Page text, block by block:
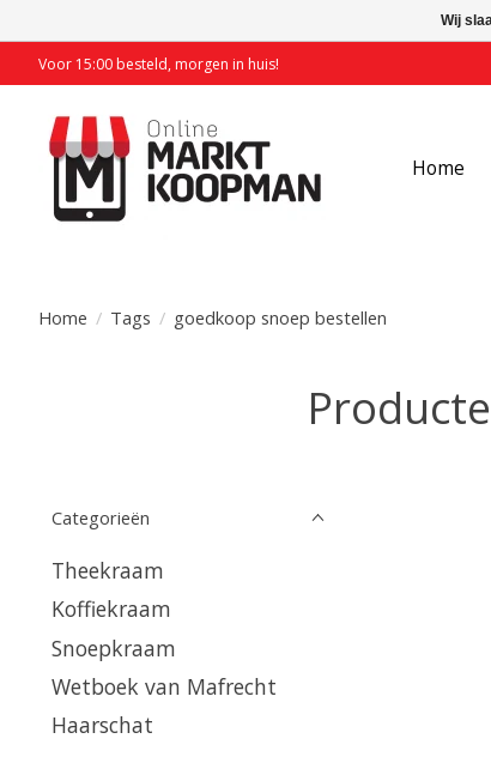
Voor 15:00 besteld, morgen in huis!
Home
Home / Tags / goedkoop snoep bestellen
Categorieën
Theekraam
Koffiekraam
Snoepkraam
Wetboek van Mafrecht
Haarschat
Wij